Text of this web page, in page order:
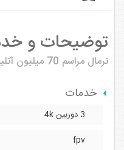
توضیحات و
نرمال مراسم 70 میلیون
خدمات
3 دوربین 4k
fpv